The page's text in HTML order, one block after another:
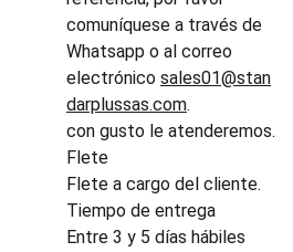
comuníquese a través de
Whatsapp o al correo
electrónico sales01@stan
darplussas.com.
con gusto le atenderemos.
Flete
Flete a cargo del cliente.
Tiempo de entrega
Entre 3 y 5 días hábiles